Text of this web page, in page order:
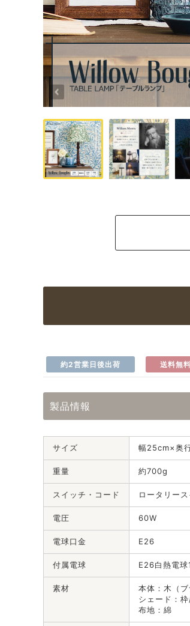
約2営業日後出荷 送料無料
製品情報
サイズ 幅25cm×奥
重量 約700g
スイッチ・コード ロータリー
電圧 60W
電球口金 E26
付属電球 E26白熱電球
素材
本体：木（ブ
シェード：
布地：綿